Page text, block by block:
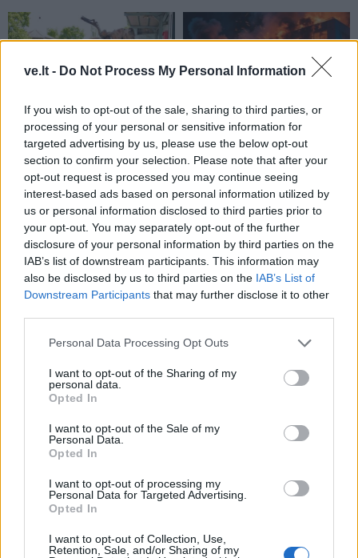
ve.lt - Do Not Process My Personal Information
If you wish to opt-out of the sale, sharing to third parties, or
processing of your personal or sensitive information for
targeted advertising by us, please use the below opt-out
section to confirm your selection. Please note that after your
opt-out request is processed you may continue seeing
interest-based ads based on personal information utilized by
us or personal information disclosed to third parties prior to
your opt-out. You may separately opt-out of the further
disclosure of your personal information by third parties on the
IAB’s list of downstream participants. This information may
also be disclosed by us to third parties on the IAB’s List of
Downstream Participants that may further disclose it to other
Personal Data Processing Opt Outs
I want to opt-out of the Sharing of my
personal data.
Opted In
I want to opt-out of the Sale of my
Personal Data.
Opted In
I want to opt-out of processing my
Personal Data for Targeted Advertising.
Opted In
I want to opt-out of Collection, Use,
Retention, Sale, and/or Sharing of my
Pasaulis
Rekordiškai nusekęs
Dunojus atidengė II
pasaulinio karo laikų
radinius (1)
Pasaulis
Ukrainiečių dronai smogė
„Wildberries“ sandėliui
Jekaterinburge, už 2000
km nuo sienos
NAUJI